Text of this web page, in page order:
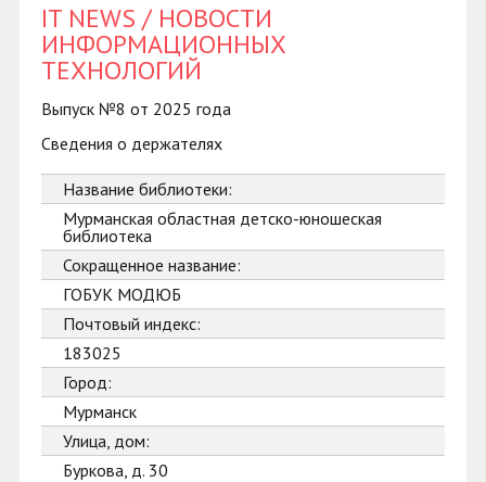
IT NEWS / НОВОСТИ
ИНФОРМАЦИОННЫХ
ТЕХНОЛОГИЙ
Выпуск №8 от 2025 года
Сведения о держателях
Название библиотеки:
Мурманская областная детско-юношеская
библиотека
Сокращенное название:
ГОБУК МОДЮБ
Почтовый индекс:
183025
Город:
Мурманск
Улица, дом:
Буркова, д. 30